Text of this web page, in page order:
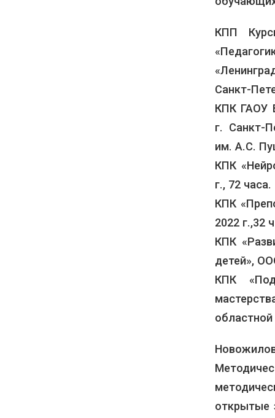
КПП
Санкт-
КПК ГАОУ
г. Санкт-
им. А.С.
КПК
г., 72 часа.
КПК
2022 г.,32
КПК
детей»,
КПК
областной
открытые